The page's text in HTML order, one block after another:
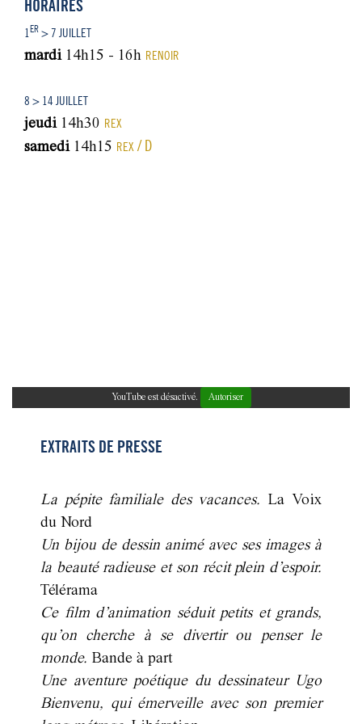
HORAIRES
1ER > 7 JUILLET
mardi 14h15 - 16h RENOIR
8 > 14 JUILLET
jeudi14h30 REX
samedi14h15 REX / D
YouTube est désactivé. Autoriser
EXTRAITS DE PRESSE
La pépite familiale des vacances. La Voix
du Nord
Un bijou de dessin animé avec ses images à
la beauté radieuse et son récit plein d’espoir.
Télérama
Ce film d’animation séduit petits et grands,
qu’on cherche à se divertir ou penser le
monde. Bande à part
Une aventure poétique du dessinateur Ugo
Bienvenu, qui émerveille avec son premier